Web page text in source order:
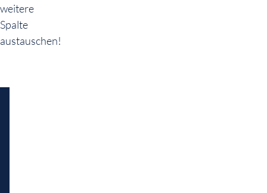
weitere
Spalte
austauschen!